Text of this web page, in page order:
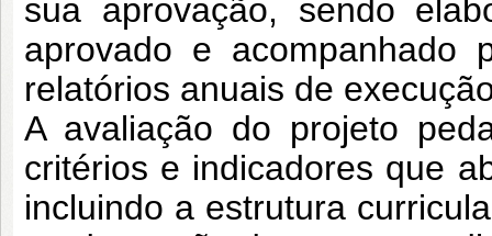
sua aprovação, sendo
aprovado e acompanhado
relatórios anuais de
A avaliação do projeto
critérios e indicadores que
incluindo a estrutura